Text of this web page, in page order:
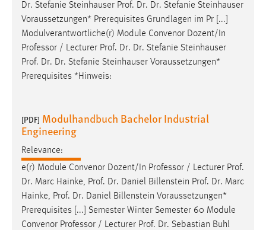
Dr. Stefanie Steinhauser Prof. Dr. Dr. Stefanie Steinhauser
Voraussetzungen* Prerequisites Grundlagen im Pr [...]
Modulverantwortliche(r) Module Convenor Dozent/In
Professor / Lecturer Prof. Dr. Dr. Stefanie Steinhauser
Prof. Dr. Dr. Stefanie Steinhauser Voraussetzungen*
Prerequisites *Hinweis:
[PDF] Modulhandbuch Bachelor Industrial
Engineering
Relevance:
e(r) Module Convenor Dozent/In Professor / Lecturer Prof.
Dr. Marc Hainke, Prof. Dr. Daniel Billenstein Prof. Dr. Marc
Hainke, Prof. Dr. Daniel Billenstein Voraussetzungen*
Prerequisites [...] Semester Winter Semester 60 Module
Convenor Professor / Lecturer Prof. Dr. Sebastian Buhl